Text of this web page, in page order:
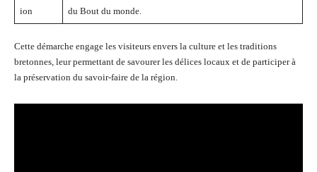
ion
du Bout du monde.
Cette démarche engage les visiteurs envers la culture et les traditions
bretonnes, leur permettant de savourer les délices locaux et de participer à
la préservation du savoir-faire de la région.